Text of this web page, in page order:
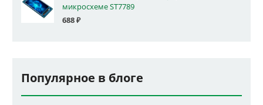
микросхеме ST7789
688₽
Популярное в блоге